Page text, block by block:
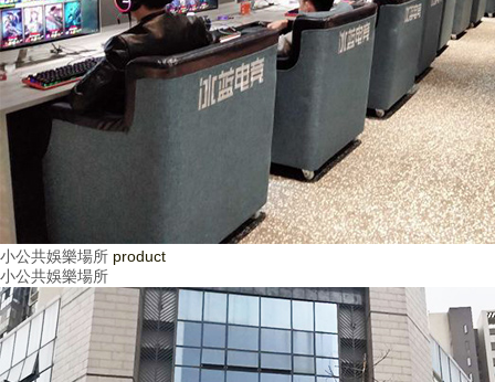
小公共娛樂場所 product
小公共娛樂場所